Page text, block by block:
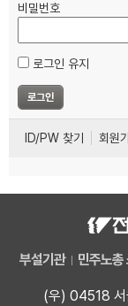
비밀번호
로그인 유지
ID/PW 찾기 회원
부설기관 민주노총
(우) 04518 서
부설기관
업무